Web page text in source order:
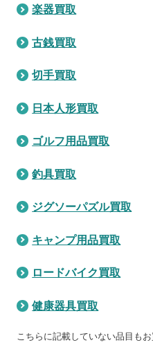
楽器買取
古銭買取
切手買取
日本人形買取
ゴルフ用品買取
釣具買取
ジグソーパズル買取
キャンプ用品買取
ロードバイク買取
健康器具買取
こちらに記載していない品目も